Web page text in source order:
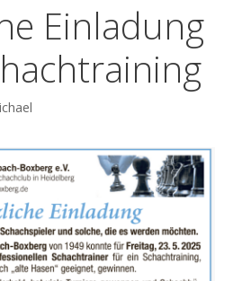
Einladung